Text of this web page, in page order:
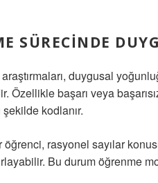
SÜRECINDE
duygusal
Özellikle başarı veya
kodlanır.
rasyonel sayılar
Bu durum öğrenme